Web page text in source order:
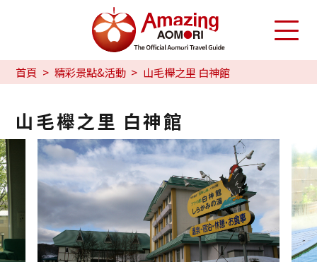
首頁 精彩景點&活動 山毛櫸之里 白神館
山毛櫸之里 白神館